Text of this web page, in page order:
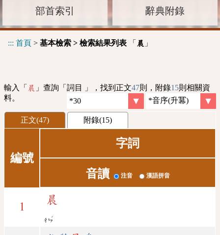
部首索引 辭典附錄
::: 首頁 > 基本檢索 > 檢索結果列表 「 晨 」
輸入「 晨 」查詢「詞目 」，找到正文47則，附錄15則相關資
料。
正文(47) 附錄(15)
編號
字詞
音讀 注音 漢語拼音
1
晨
ㄔㄣ
ˊ